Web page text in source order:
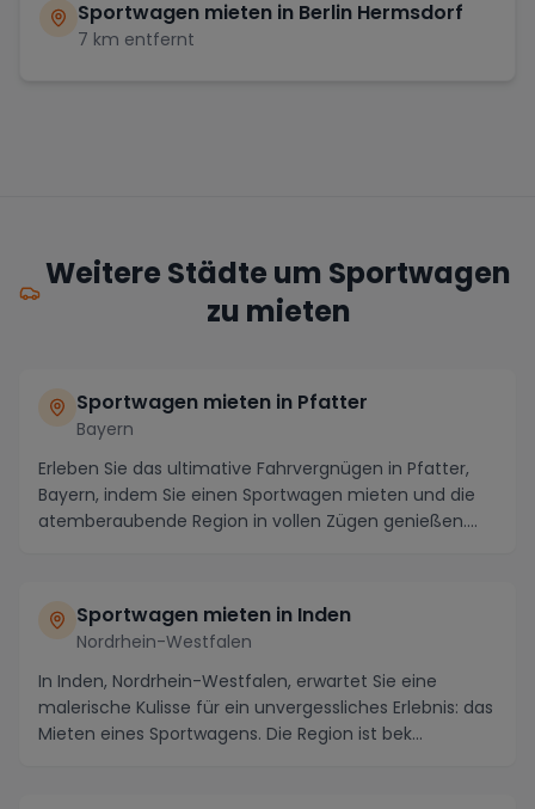
Sportwagen mieten in Berlin Hermsdorf
7 km entfernt
Weitere Städte um Sportwagen
zu mieten
Sportwagen mieten in Pfatter
Bayern
Erleben Sie das ultimative Fahrvergnügen in Pfatter,
Bayern, indem Sie einen Sportwagen mieten und die
atemberaubende Region in vollen Zügen genießen....
Sportwagen mieten in Inden
Nordrhein-Westfalen
In Inden, Nordrhein-Westfalen, erwartet Sie eine
malerische Kulisse für ein unvergessliches Erlebnis: das
Mieten eines Sportwagens. Die Region ist bek...